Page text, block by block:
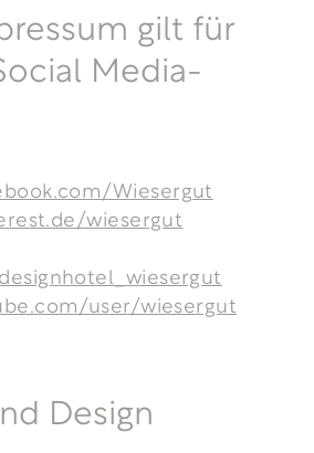
gilt für
Media-
Wiesergut
wiesergut
user/wiesergut
Design